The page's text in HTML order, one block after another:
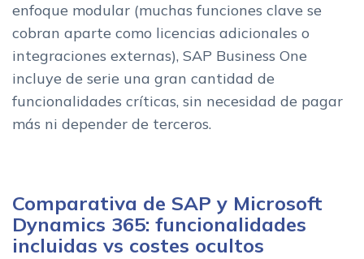
enfoque modular (muchas funciones clave se
cobran aparte como licencias adicionales o
integraciones externas), SAP Business One
incluye de serie una gran cantidad de
funcionalidades críticas, sin necesidad de pagar
más ni depender de terceros.
Comparativa de SAP y Microsoft
Dynamics 365: funcionalidades
incluidas vs costes ocultos